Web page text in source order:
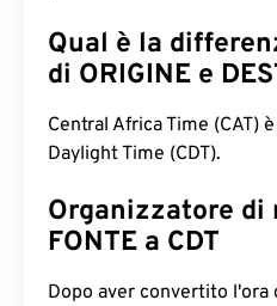
Qual è la
di ORIGINE e
Central Africa Time (CAT)
Daylight Time (CDT).
Organizzatore di
FONTE a CDT
Dopo aver convertito l'ora